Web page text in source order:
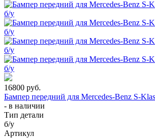
16800 руб.
Бампер передний для Mercedes-Benz S-
- в наличии
Тип детали
б/у
Артикул